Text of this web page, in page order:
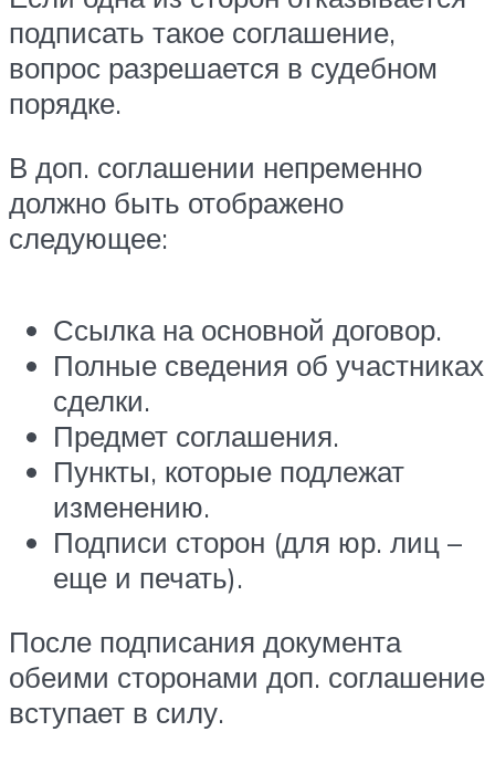
подписать такое соглашение,
вопрос разрешается в судебном
порядке.
В доп. соглашении непременно
должно быть отображено
следующее:
Ссылка на основной договор.
Полные сведения об участниках
сделки.
Предмет соглашения.
Пункты, которые подлежат
изменению.
Подписи сторон (для юр. лиц –
еще и печать).
После подписания документа
обеими сторонами доп. соглашение
вступает в силу.